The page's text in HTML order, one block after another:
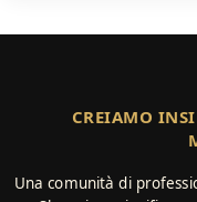
CREIAMO
Una comunità di